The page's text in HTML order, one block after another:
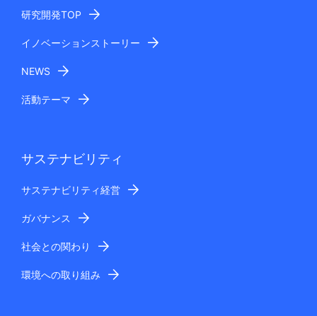
研究開発TOP
イノベーションストーリー
NEWS
活動テーマ
サステナビリティ
サステナビリティ経営
ガバナンス
社会との関わり
環境への取り組み